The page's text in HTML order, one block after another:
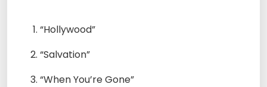
“Hollywood”
“Salvation”
“When You’re Gone”